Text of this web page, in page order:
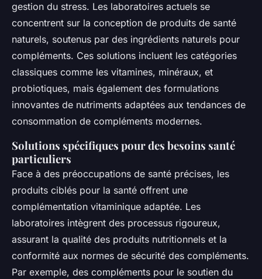
gestion du stress. Les laboratoires actuels se
concentrent sur la conception de produits de santé
naturels, soutenus par des ingrédients naturels pour
compléments. Ces solutions incluent les catégories
classiques comme les vitamines, minéraux, et
probiotiques, mais également des formulations
innovantes de nutriments adaptées aux tendances de
consommation de compléments modernes.
Solutions spécifiques pour des besoins santé
particuliers
Face à des préoccupations de santé précises, les
produits ciblés pour la santé offrent une
complémentation vitaminique adaptée. Les
laboratoires intègrent des processus rigoureux,
assurant la qualité des produits nutritionnels et la
conformité aux normes de sécurité des compléments.
Par exemple, des compléments pour le soutien du